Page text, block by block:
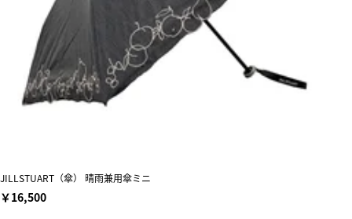
JILLSTUART（傘） 晴雨兼用傘ミニ
￥16,500